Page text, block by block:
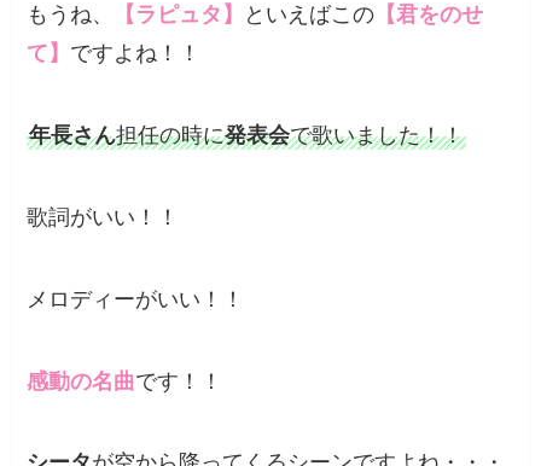
もうね、 【ラピュタ】 といえばこの 【君をのせ
て】 ですよね！！
年長さん担任の時に発表会で歌いました！！
歌詞がいい！！
メロディーがいい！！
感動の名曲です！！